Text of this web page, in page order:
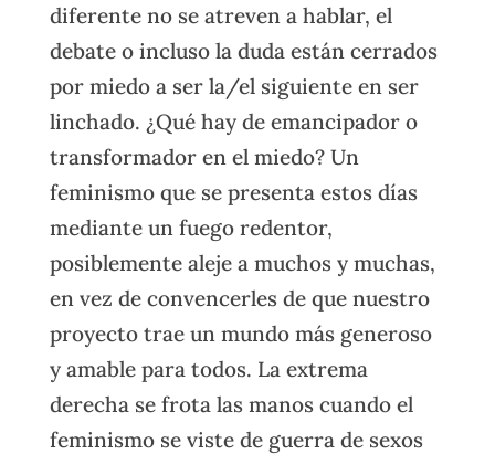
diferente no se atreven a hablar, el
debate o incluso la duda están cerrados
por miedo a ser la/el siguiente en ser
linchado. ¿Qué hay de emancipador o
transformador en el miedo? Un
feminismo que se presenta estos días
mediante un fuego redentor,
posiblemente aleje a muchos y muchas,
en vez de convencerles de que nuestro
proyecto trae un mundo más generoso
y amable para todos. La extrema
derecha se frota las manos cuando el
feminismo se viste de guerra de sexos